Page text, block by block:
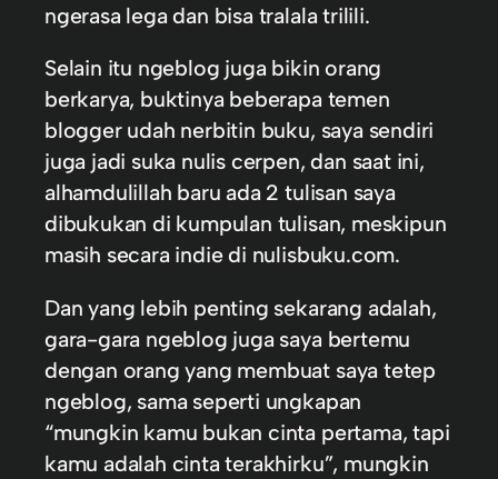
ngerasa lega dan bisa tralala trilili.
Selain itu ngeblog juga bikin orang
berkarya, buktinya beberapa temen
blogger udah nerbitin buku, saya sendiri
juga jadi suka nulis cerpen, dan saat ini,
alhamdulillah baru ada 2 tulisan saya
dibukukan di kumpulan tulisan, meskipun
masih secara indie di nulisbuku.com.
Dan yang lebih penting sekarang adalah,
gara-gara ngeblog juga saya bertemu
dengan orang yang membuat saya tetep
ngeblog, sama seperti ungkapan
“mungkin kamu bukan cinta pertama, tapi
kamu adalah cinta terakhirku”, mungkin